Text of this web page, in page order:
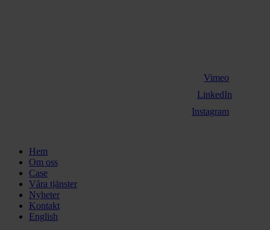
Vimeo
LinkedIn
Instagram
Close
Menu
Hem
Om oss
Case
Våra tjänster
Nyheter
Kontakt
English